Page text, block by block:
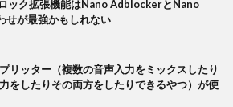
ック拡張機能はNano AdblockerとNano
が最強かもしれない
リッター（複数の音声入力をミックスしたり
をしたりその両方をしたりできるやつ）が便